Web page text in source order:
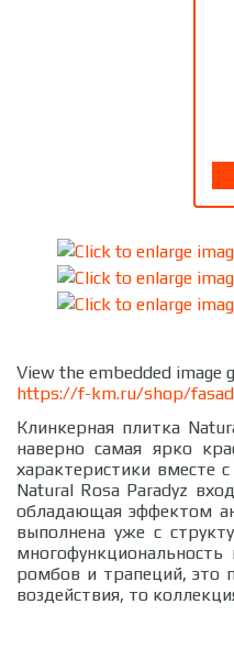
View the embedded image
https://f-km.ru/shop/
Клинкерная плитка
наверно самая ярко
характеристики вместе
Natural Rosa Paradyz
обладающая эффектом
выполнена уже с
ромбов и трапеций, это
воздействия, то